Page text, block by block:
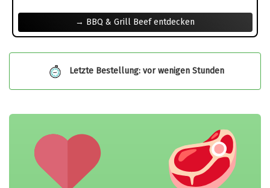
→ BBQ & Grill Beef entdecken
Letzte Bestellung: vor wenigen Stunden